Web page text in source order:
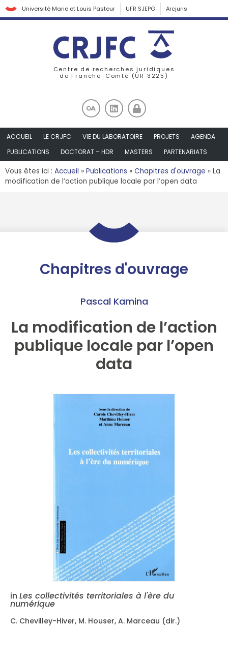
Université Marie et Louis Pasteur UFR SJEPG Arcjuris
Centre de recherches juridiques
de Franche-Comté (UR 3225)
ACCUEIL LE CRJFC VIE DU LABORATOIRE PROJETS
AGENDA
PUBLICATIONS
DOCTORAT – HDR MASTERS PARTENARIATS
Vous êtes ici : Accueil » Publications » Chapitres d'ouvrage » La
modification de l’action publique locale par l’open data
Chapitres d'ouvrage
Pascal Kamina
La modification de l’action
publique locale par l’open
data
in Les collectivités territoriales à l'ère du
numérique
C. Chevilley-Hiver, M. Houser, A. Marceau (dir.)